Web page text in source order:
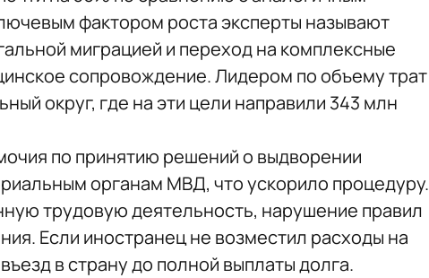
фактором роста эксперты называют
миграцией и переход на комплексные
сопровождение. Лидером по объему трат
округ, где на эти цели направили 343 млн
по принятию решений о выдворении
органам МВД, что ускорило процедуру.
трудовую деятельность, нарушение правил
Если иностранец не возместил расходы на
в страну до полной выплаты долга.